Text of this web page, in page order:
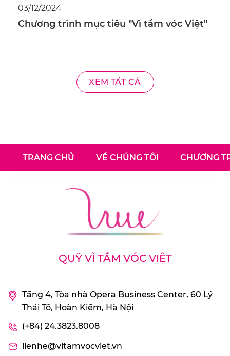
03/12/2024
Chương trình mục tiêu "Vì tầm vóc Việt"
XEM TẤT CẢ
TRANG CHỦ VỀ CHÚNG TÔI CHƯƠNG
QUỸ VÌ TẦM VÓC VIỆT
Tầng 4, Tòa nhà Opera Business Center, 60 Lý
Thái Tổ, Hoàn Kiếm, Hà Nội
(+84) 24.3823.8008
lienhe@vitamvocviet.vn